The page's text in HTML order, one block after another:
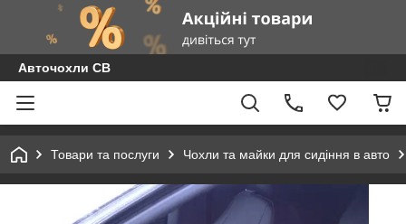
Авточохли СВ
Товари та послуги Чохли та майки для сидіння в авто